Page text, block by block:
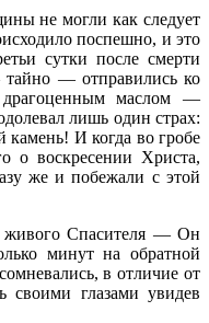
не могли как следует
поспешно, и это
сутки после смерти
— отправились ко
драгоценным маслом —
лишь один страх:
камень! И когда во гробе
о воскресении Христа,
же и побежали с этой
живого Спасителя — Он
минут на обратной
в отличие от
своими глазами увидев